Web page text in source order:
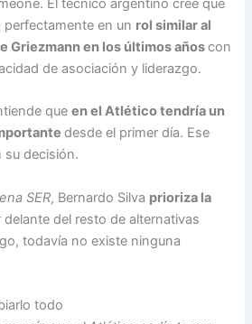
El técnico argentino cree que
perfectamente en un rol similar al
Griezmann en los últimos añoscon
de asociación y liderazgo.
queen el Atlético tendría un
desde el primer día. Ese
su decisión.
SER, Bernardo Silva prioriza la
delante del resto de alternativas
todavía no existe ninguna
todo